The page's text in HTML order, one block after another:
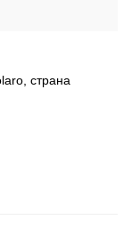
страна